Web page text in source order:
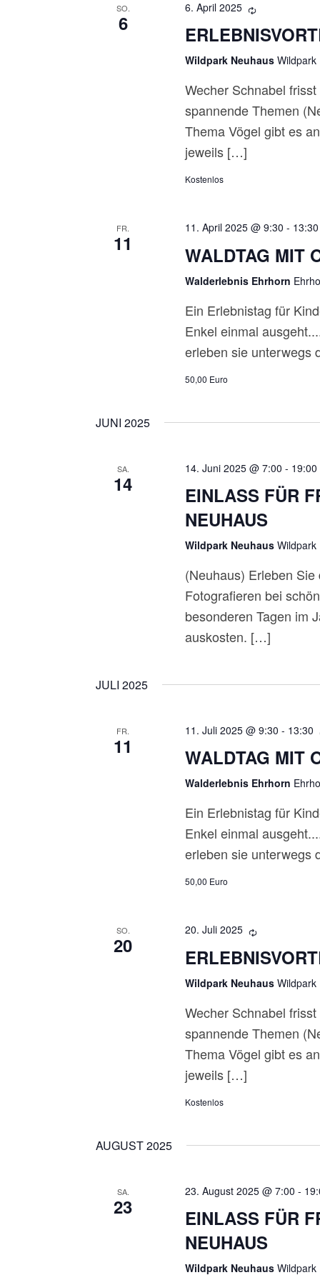
N
SO.
6
6. April 2025
Wildpark Neuhaus Wildpark
Wecher Schnabel
spannende Themen
Thema Vögel gibt es
jeweils […]
Kostenlos
FR.
11
11. April 2025 @ 9:30 - 13:30
WALDTAG MIT
Walderlebnis Ehrhorn
Ein Erlebnistag für
Enkel einmal
erleben sie unterwegs
50,00 Euro
JUNI 2025
SA.
14
14. Juni 2025 @ 7:00 - 19:00
EINLASS FÜR
NEUHAUS
Wildpark Neuhaus Wildpark
(Neuhaus) Erleben
Fotografieren bei
besonderen Tagen im
auskosten. […]
JULI 2025
FR.
11
11. Juli 2025 @ 9:30 - 13:30
WALDTAG MIT
Walderlebnis Ehrhorn
Ein Erlebnistag für
Enkel einmal
erleben sie unterwegs
50,00 Euro
SO.
20
20. Juli 2025
Wildpark Neuhaus Wildpark
Wecher Schnabel
spannende Themen
Thema Vögel gibt es
jeweils […]
Kostenlos
AUGUST 2025
SA.
23
23. August 2025 @ 7:00 -
EINLASS FÜR
NEUHAUS
Wildpark Neuhaus Wildpark